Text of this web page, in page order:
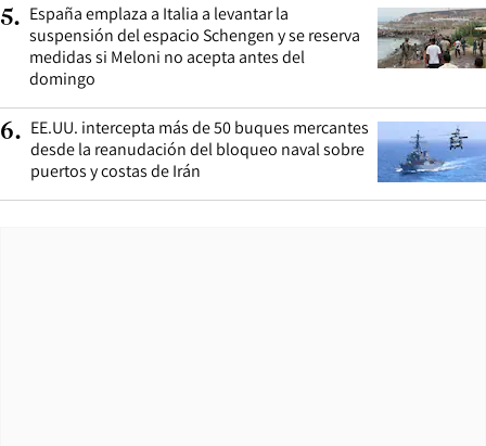
5. España emplaza a Italia a levantar la
suspensión del espacio Schengen y se reserva
medidas si Meloni no acepta antes del
domingo
6. EE.UU. intercepta más de 50 buques mercantes
desde la reanudación del bloqueo naval sobre
puertos y costas de Irán